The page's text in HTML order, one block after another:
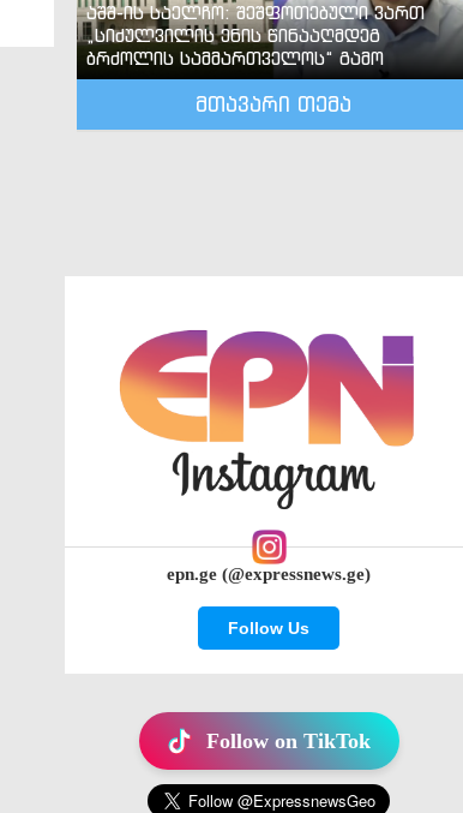
აშშ-ის საელჩო: შეშფოთებული ვართ
„სიძულვილის ენის წინააღმდეგ
ბრძოლის სამმართველოს“ გამო
მთავარი თემა
epn.ge (@expressnews.ge)
Follow Us
Follow on TikTok